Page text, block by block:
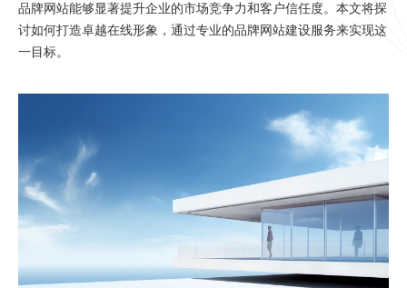
品牌网站能够显著提升企业的市场竞争力和客户信任度。本文将探
讨如何打造卓越在线形象，通过专业的品牌网站建设服务来实现这
一目标。